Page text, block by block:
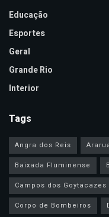
Educação
Esportes
Geral
Grande Rio
Interior
Tags
Angra dos Reis
Baixada Fluminense
Campos dos Goytacazes
Corpo de Bombeiros